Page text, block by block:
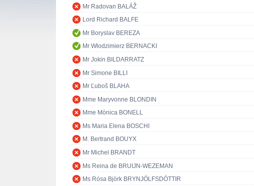
Mr Radovan BALÁŽ
Lord Richard BALFE
Mr Boryslav BEREZA
Mr Włodzimierz BERNACKI
Mr Jokin BILDARRATZ
Mr Simone BILLI
Mr Ľuboš BLAHA
Mme Maryvonne BLONDIN
Mme Mònica BONELL
Ms Maria Elena BOSCHI
M. Bertrand BOUYX
Mr Michel BRANDT
Ms Reina de BRUIJN-WEZEMAN
Ms Rósa Björk BRYNJÓLFSDÓTTIR